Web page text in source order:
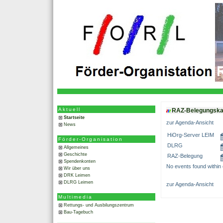
Aktuell
Startseite
News
Förder-Organisation
Allgemeines
Geschichte
Spendenkonten
Wir über uns
DRK Leimen
DLRG Leimen
Multimedia
Rettungs- und Ausbilungszentrum
Bau-Tagebuch
RAZ-
zur Agenda-Ansicht
HiOrg-Server LEIM
DLRG
RAZ-Belegung
No events found within
zur Agenda-Ansicht